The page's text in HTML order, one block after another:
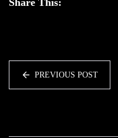
PREVIOUS POST